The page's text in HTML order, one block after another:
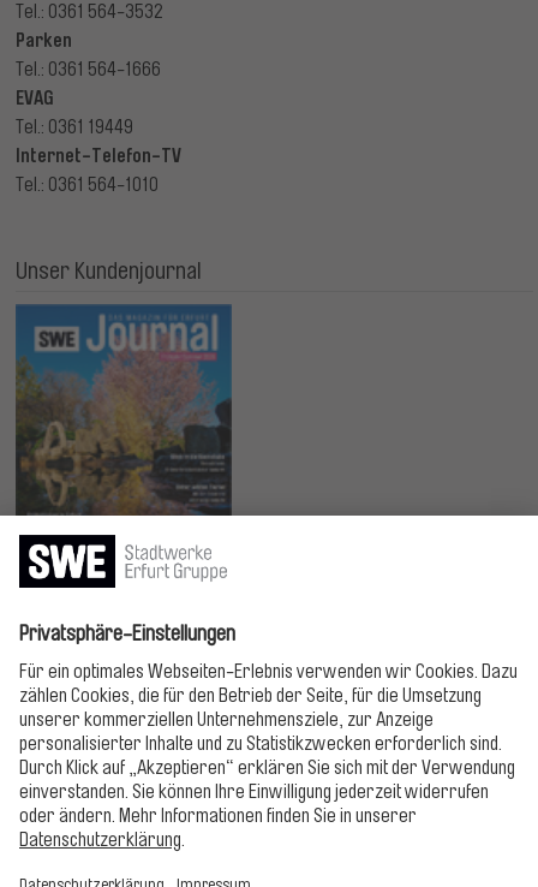
Tel.: 0361 564-3532
Parken
Tel.: 0361 564-1666
EVAG
Tel.: 0361 19449
Internet-Telefon-TV
Tel.: 0361 564-1010
Unser Kundenjournal
Jetzt lesen!
Bitte folgen!